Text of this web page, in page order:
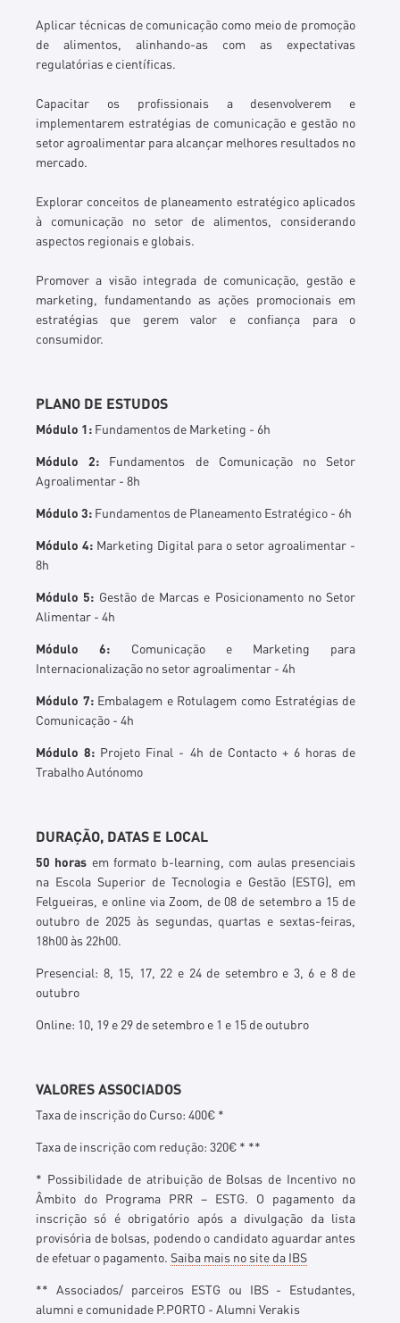
Aplicar técnicas de comunicação como meio de promoção
de alimentos, alinhando-as com as expectativas
regulatórias e científicas.
Capacitar os profissionais a desenvolverem e
implementarem estratégias de comunicação e gestão no
setor agroalimentar para alcançar melhores resultados no
mercado.
Explorar conceitos de planeamento estratégico aplicados
à comunicação no setor de alimentos, considerando
aspectos regionais e globais.
Promover a visão integrada de comunicação, gestão e
marketing, fundamentando as ações promocionais em
estratégias que gerem valor e confiança para o
consumidor.
PLANO DE ESTUDOS
Módulo 1: Fundamentos de Marketing - 6h
Módulo 2:
Fundamentos de Comunicação no Setor
Agroalimentar - 8h
Módulo 3: Fundamentos de Planeamento Estratégico - 6h
Módulo 4: Marketing Digital para o setor agroalimentar -
8h
Módulo 5: Gestão de Marcas e Posicionamento no Setor
Alimentar - 4h
Módulo 6:
Comunicação e Marketing para
Internacionalização no setor agroalimentar - 4h
Módulo 7: Embalagem e Rotulagem como Estratégias de
Comunicação - 4h
Módulo 8: Projeto Final - 4h de Contacto + 6 horas de
Trabalho Autónomo
DURAÇÃO, DATAS E LOCAL
50 horas em formato b-learning, com aulas presenciais
na Escola Superior de Tecnologia e Gestão (ESTG), em
Felgueiras, e online via Zoom, de 08 de setembro a 15 de
outubro de 2025às segundas, quartas e sextas-feiras,
18h00 às 22h00.
Presencial: 8, 15, 17, 22 e 24 de setembro e 3, 6 e 8 de
outubro
Online: 10, 19 e 29 de setembro e 1 e 15 de outubro
VALORES ASSOCIADOS
Taxa de inscrição do Curso: 400€ *
Taxa de inscrição com redução: 320€ * **
* Possibilidade de atribuição de Bolsas de Incentivo no
Âmbito do Programa PRR – ESTG. O pagamento da
inscrição só é obrigatório após a divulgação da lista
provisória de bolsas, podendo o candidato aguardar antes
de efetuar o pagamento.Saiba mais no site da IBS
** Associados/ parceiros ESTG ou IBS - Estudantes,
alumni e comunidade P.PORTO - Alumni Verakis